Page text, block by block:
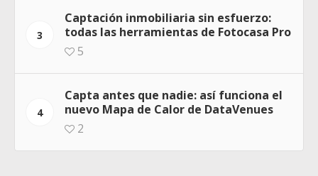
3
Captación inmobiliaria sin esfuerzo:
todas las herramientas de Fotocasa Pro
5
4
Capta antes que nadie: así funciona el
nuevo Mapa de Calor de DataVenues
2